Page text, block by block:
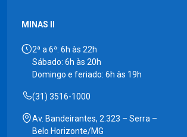
MINAS II
2ª a 6ª: 6h às 22h
Sábado: 6h às 20h
Domingo e feriado: 6h às 19h
(31) 3516-1000
Av. Bandeirantes, 2.323 – Serra –
Belo Horizonte/MG